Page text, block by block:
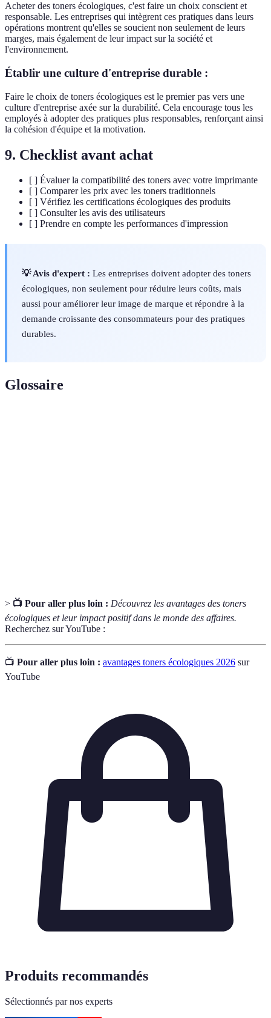
Acheter des toners écologiques, c'est faire un choix conscient et
responsable. Les entreprises qui intègrent ces pratiques dans leurs
opérations montrent qu'elles se soucient non seulement de leurs
marges, mais également de leur impact sur la société et
l'environnement.
Établir une culture d'entreprise durable :
Faire le choix de toners écologiques est le premier pas vers une
culture d'entreprise axée sur la durabilité. Cela encourage tous les
employés à adopter des pratiques plus responsables, renforçant ainsi
la cohésion d'équipe et la motivation.
9. Checklist avant achat
[ ] Évaluer la compatibilité des toners avec votre imprimante
[ ] Comparer les prix avec les toners traditionnels
[ ] Vérifiez les certifications écologiques des produits
[ ] Consulter les avis des utilisateurs
[ ] Prendre en compte les performances d'impression
💡 Avis d'expert : Les entreprises doivent adopter des toners
écologiques, non seulement pour réduire leurs coûts, mais
aussi pour améliorer leur image de marque et répondre à la
demande croissante des consommateurs pour des pratiques
durables.
Glossaire
> 📺 Pour aller plus loin : Découvrez les avantages des toners
écologiques et leur impact positif dans le monde des affaires.
Recherchez sur YouTube :
📺 Pour aller plus loin : avantages toners écologiques 2026 sur
YouTube
Produits recommandés
Sélectionnés par nos experts